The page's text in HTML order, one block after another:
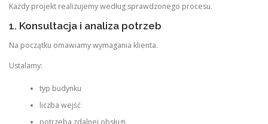
Każdy projekt realizujemy według sprawdzonego procesu.
1. Konsultacja i analiza potrzeb
Na początku omawiamy wymagania klienta.
Ustalamy:
typ budynku
liczba wejść
potrzeba zdalnej obsługi